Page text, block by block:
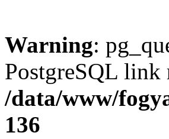
Warning:
PostgreSQL link
/data/www/
136